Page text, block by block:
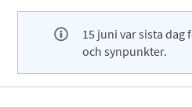
15 juni var sista dag
och synpunkter.